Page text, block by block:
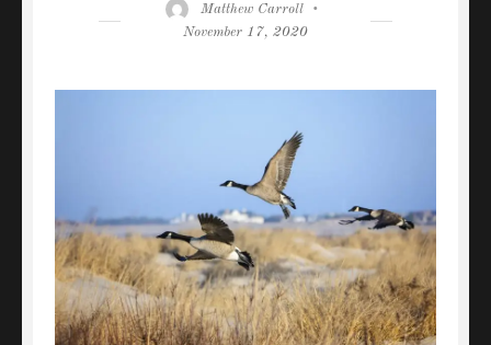
Author
Matthew Carroll
November 17, 2020